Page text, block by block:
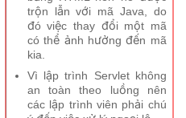
trộn lẫn với mã Java, do
đó việc thay đổi một mã
có thể ảnh hưởng đến mã
kia.
Vì lập trình Servlet không
an toàn theo luồng nên
các lập trình viên phải chú